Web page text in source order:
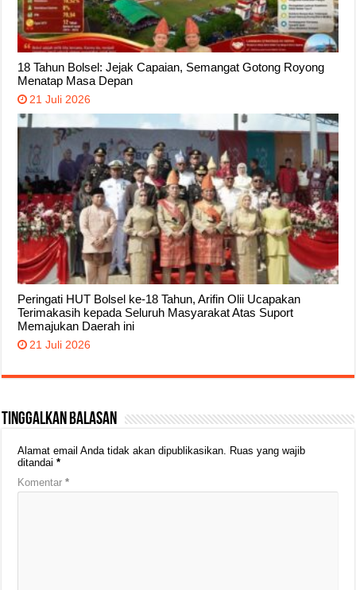
18 Tahun Bolsel: Jejak Capaian, Semangat Gotong Royong
Menatap Masa Depan
21 Juli 2026
Peringati HUT Bolsel ke-18 Tahun, Arifin Olii Ucapakan
Terimakasih kepada Seluruh Masyarakat Atas Suport
Memajukan Daerah ini
21 Juli 2026
Tinggalkan Balasan
Alamat email Anda tidak akan dipublikasikan.
Ruas yang wajib
ditandai*
Komentar*